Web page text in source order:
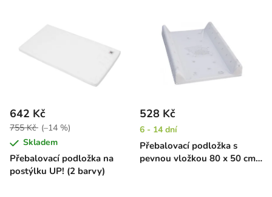
Přebalovací podložka na
postýlku UP! (2 barvy)
642 Kč
755 Kč (–14 %)
Skladem
Přebalovací podložka s
pevnou vložkou 80 x 50 cm -
528 Kč
6 - 14 dní